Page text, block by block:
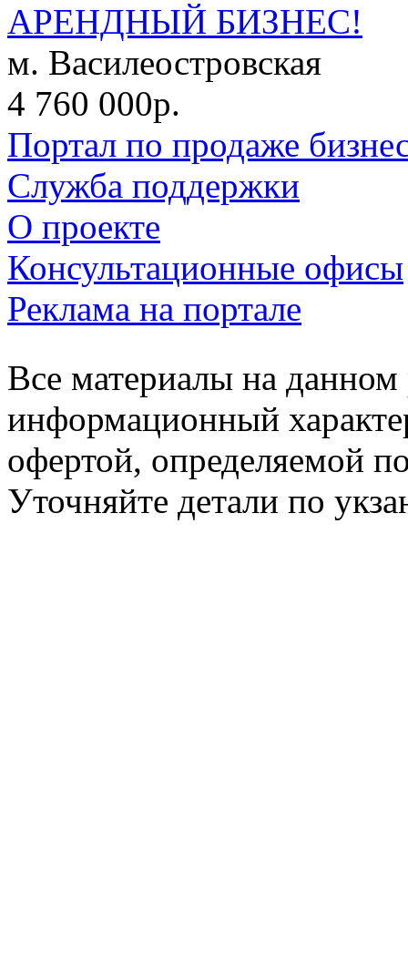
АРЕНДНЫЙ БИЗНЕС!
м. Василеостровская
4 760 000р.
Портал по продаже
Служба поддержки
О проекте
Консультационные офисы
Реклама на портале
Все материалы на данном
информационный
офертой, определяемой
Уточняйте детали по